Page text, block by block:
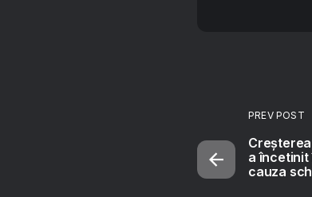
PREV POST
a încetinit
cauza